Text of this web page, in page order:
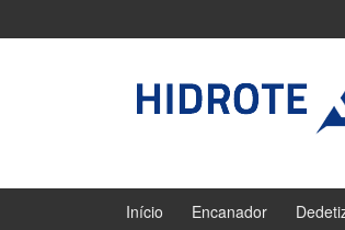
Início Encanador